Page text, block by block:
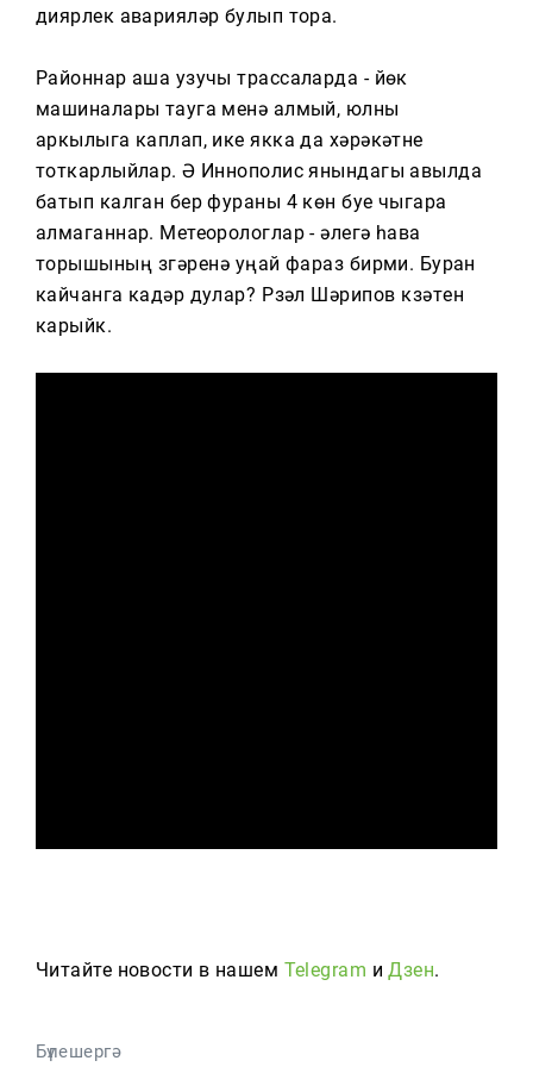
диярлек аварияләр булып тора.
Районнар аша узучы трассаларда - йөк
машиналары тауга менә алмый, юлны
аркылыга каплап, ике якка да хәрәкәтне
тоткарлыйлар. Ә Иннополис янындагы авылда
батып калган бер фураны 4 көн буе чыгара
алмаганнар. Метеорологлар - әлегә һава
торышының үзгәрүенә уңай фараз бирми. Буран
кайчанга кадәр дулар? Рүзәл Шәрипов күзәтүен
карыйк.
Читайте новости в нашем Telegram иДзен.
Бүлешергә